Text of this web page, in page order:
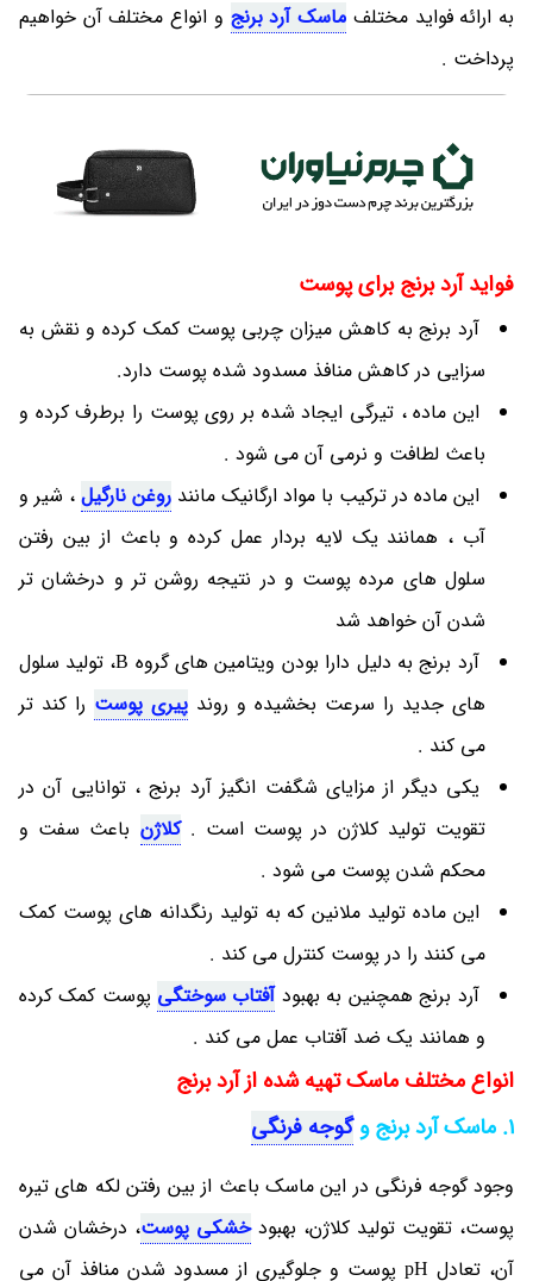
به ارائه فواید مختلف ماسک آرد برنج و انواع مختلف آن خواهیم
پرداخت .
فواید آرد برنج برای پوست
آرد برنج به کاهش میزان چربی پوست کمک کرده و نقش به
سزایی در کاهش منافذ مسدود شده پوست دارد.
این ماده ، تیرگی ایجاد شده بر روی پوست را برطرف کرده و
باعث لطافت و نرمی آن می ‎شود .
این ماده در ترکیب با مواد ارگانیک مانند روغن نارگیل ، شیر و
آب ، همانند یک لایه بردار عمل کرده و باعث از بین رفتن
سلول های مرده پوست و در نتیجه روشن تر و درخشان تر
شدن آن خواهد شد
آرد برنج به دلیل دارا بودن ویتامین های گروه B، تولید سلول
های جدید را سرعت بخشیده و روند پیری پوست را کند تر
می ‎کند .
یکی دیگر از مزایای شگفت انگیز آرد برنج ، توانایی آن در
تقویت تولید کلاژن در پوست است .کلاژن باعث سفت و
محکم شدن پوست می ‎شود .
این ماده تولید ملانین که به تولید رنگدانه های پوست کمک
می ‎کنند را در پوست کنترل می ‎کند .
آرد برنج همچنین به بهبودآفتاب سوختگی پوست کمک کرده
و همانند یک ضد آفتاب عمل می ‎کند .
انواع مختلف ماسک تهیه شده از آرد برنج
1. ماسک آرد برنج و
گوجه فرنگی
وجود گوجه فرنگی در این ماسک باعث از بین رفتن لکه های تیره
پوست، تقویت تولید کلاژن، بهبودخشکی پوست، درخشان شدن